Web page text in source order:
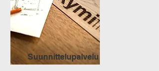
Suunnittelupalvelu